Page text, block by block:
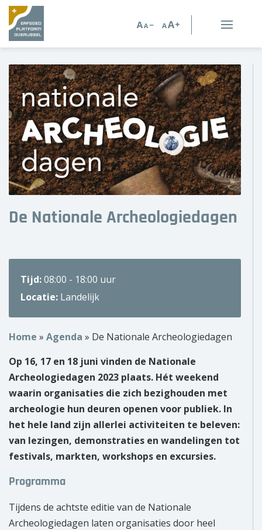
Erfgoedorganisaties
Verhalen
Kennis en advies
Kennisbank
Over ons
Onze partners
Contact
Zoek
naar:
De Nationale Archeologiedagen
Tijd:08:00 - 18:00 uur
Locatie: Landelijk
Home » Agenda » De Nationale Archeologiedagen
Op 16, 17 en 18 juni vinden de Nationale
Archeologiedagen 2023 plaats. Hét weekend
waarin organisaties die zich bezighouden met
archeologie hun deuren openen voor publiek. In
het hele land zijn allerlei activiteiten te beleven:
van lezingen, demonstraties en wandelingen tot
festivals, markten, workshops en excursies.
Programma
Tijdens de achtste editie van de Nationale
Archeologiedagen laten organisaties door heel